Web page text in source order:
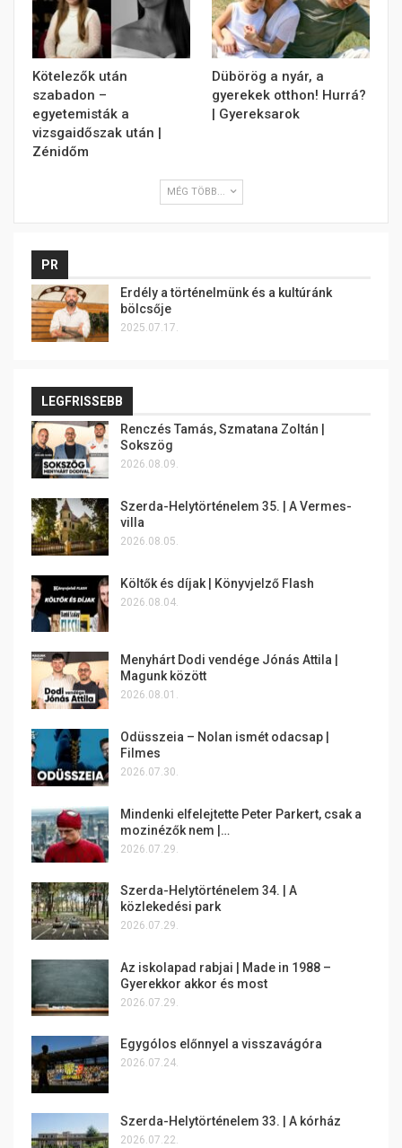
Kötelezők után
szabadon –
egyetemisták a
vizsgaidőszak után |
Zénidőm
Dübörög a nyár, a
gyerekek otthon! Hurrá?
| Gyereksarok
MÉG TÖBB...
PR
Erdély a történelmünk és a kultúránk
bölcsője
2025.07.17.
LEGFRISSEBB
Renczés Tamás, Szmatana Zoltán |
Sokszög
2026.08.09.
Szerda-Helytörténelem 35. | A Vermes-
villa
2026.08.05.
Költők és díjak | Könyvjelző Flash
2026.08.04.
Menyhárt Dodi vendége Jónás Attila |
Magunk között
2026.08.01.
Odüsszeia – Nolan ismét odacsap |
Filmes
2026.07.30.
Mindenki elfelejtette Peter Parkert, csak a
mozinézők nem |…
2026.07.29.
Szerda-Helytörténelem 34. | A
közlekedési park
2026.07.29.
Az iskolapad rabjai | Made in 1988 –
Gyerekkor akkor és most
2026.07.29.
Egygólos előnnyel a visszavágóra
2026.07.24.
Szerda-Helytörténelem 33. | A kórház
2026.07.22.